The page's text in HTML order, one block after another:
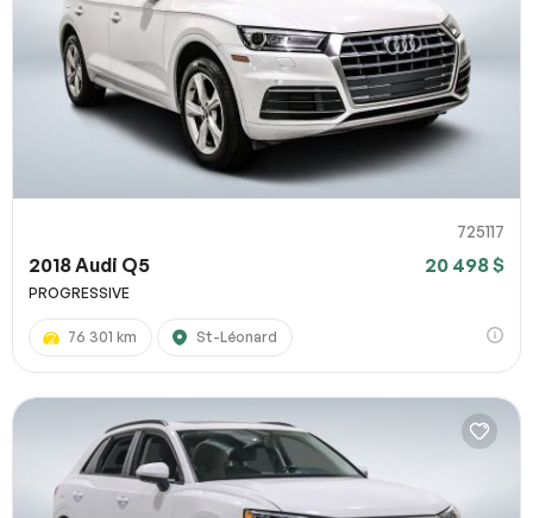
725117
2018 Audi Q5 20 498 $
PROGRESSIVE
76 301 km St-Léonard